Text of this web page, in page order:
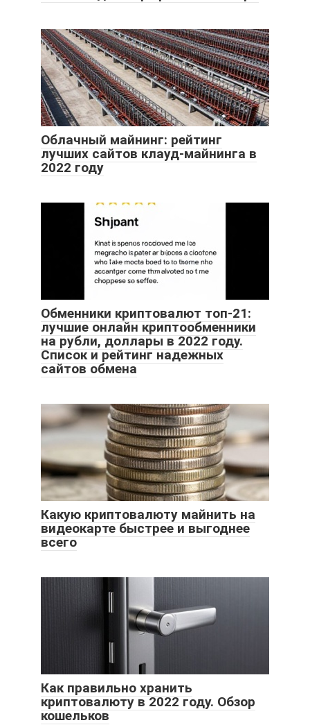
Облачный майнинг: рейтинг
лучших сайтов клауд-майнинга в
2022 году
Обменники криптовалют топ-21:
лучшие онлайн криптообменники
на рубли, доллары в 2022 году.
Список и рейтинг надежных
сайтов обмена
Какую криптовалюту майнить на
видеокарте быстрее и выгоднее
всего
Как правильно хранить
криптовалюту в 2022 году. Обзор
кошельков